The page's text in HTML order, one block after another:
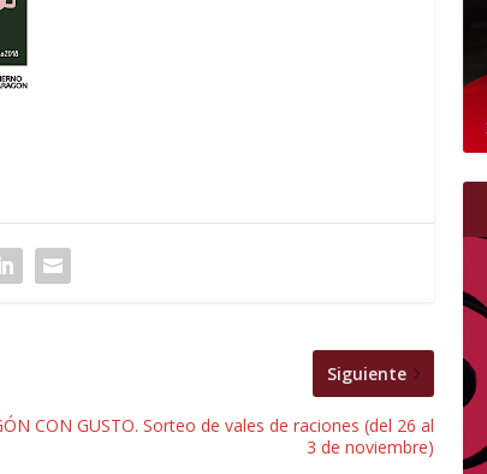
Siguiente
CON GUSTO. Sorteo de vales de raciones (del 26 al
3 de noviembre)